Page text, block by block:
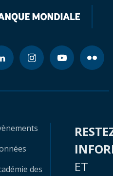
des
ET